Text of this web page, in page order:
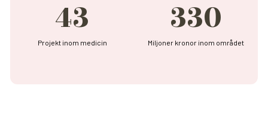
43
Projekt inom medicin
330
Miljoner kronor inom området